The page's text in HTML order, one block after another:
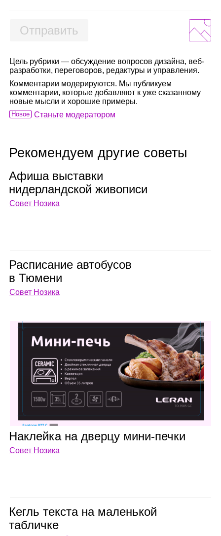
Отправить
Цель рубрики — обсуждение вопросов дизайна, веб-
разработки, переговоров, редактуры и управления.
Комментарии модерируются. Мы публикуем
комментарии, которые добавляют к уже сказанному
новые мысли и хорошие примеры.
Новое Станьте модератором
Рекомендуем другие советы
Афиша выставки
нидер­ланд­ской живо­писи
Совет Нозика
Рас­пи­са­ние авто­бу­сов
в Тюмени
Совет Нозика
Наклейка на дверцу мини‑печки
Совет Нозика
Кегль тек­ста на малень­кой
таб­личке